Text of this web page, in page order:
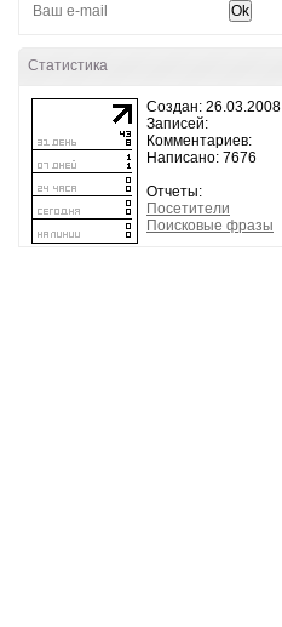
Статистика
Создан: 26.03.2008
Записей:
Комментариев:
Написано: 7676
Отчеты:
Посетители
Поисковые фразы